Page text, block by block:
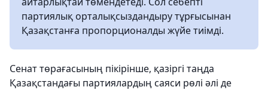
партиялық орталықсыздандыру тұрғысынан
Қазақстанға пропорционалды жүйе тиімді.
Сенат төрағасының пікірінше, қазіргі таңда
Қазақстандағы партиялардың саяси рөлі әлі де